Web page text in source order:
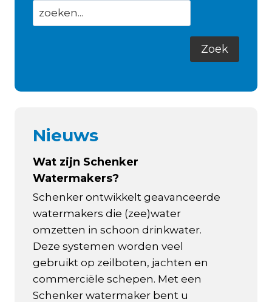
Nieuws
Wat zijn Schenker
Watermakers?
Schenker ontwikkelt geavanceerde
watermakers die (zee)water
omzetten in schoon drinkwater.
Deze systemen worden veel
gebruikt op zeilboten, jachten en
commerciële schepen. Met een
Schenker watermaker bent u